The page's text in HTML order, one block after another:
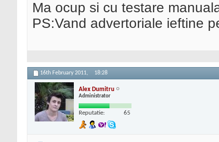
Ma ocup si cu testare
PS:Vand advertoriale ieftine
16th February 2011, 18:28
Alex Dumitru
Administrator
Reputatie: 65